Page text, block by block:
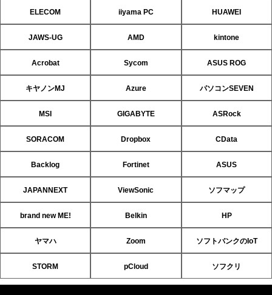
ELECOM iiyama PC HUAWEI
JAWS-UG AMD kintone
Acrobat Sycom ASUS ROG
キヤノンMJ Azure パソコンSEVEN
MSI GIGABYTE ASRock
SORACOM Dropbox CData
Backlog Fortinet ASUS
JAPANNEXT ViewSonic ソフマップ
brand new ME! Belkin HP
ヤマハ Zoom ソフトバンクのIoT
STORM pCloud ソフクリ